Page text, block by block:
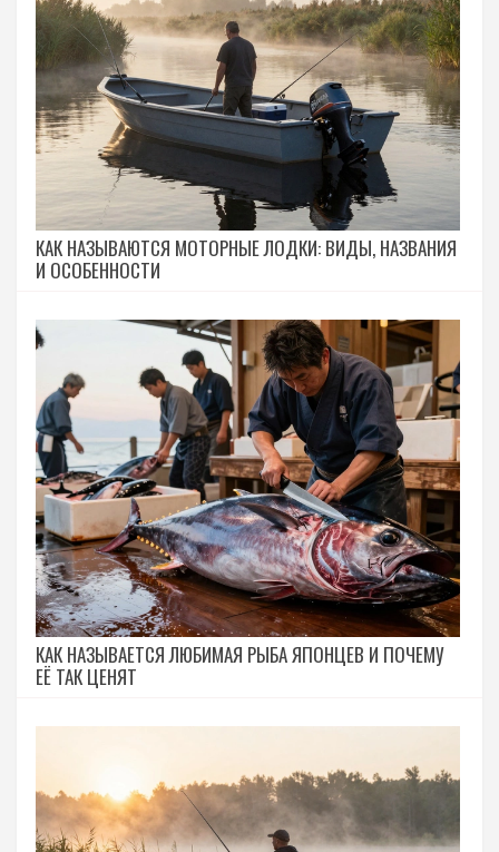
КАК НАЗЫВАЮТСЯ МОТОРНЫЕ ЛОДКИ: ВИДЫ, НАЗВАНИЯ
И ОСОБЕННОСТИ
КАК НАЗЫВАЕТСЯ ЛЮБИМАЯ РЫБА ЯПОНЦЕВ И ПОЧЕМУ
ЕЁ ТАК ЦЕНЯТ